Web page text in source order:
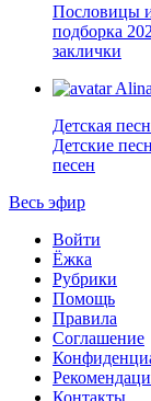
Пословицы
подборка
заклички
Alina
Детская
Детские
песен
Весь эфир
Войти
Ёжка
Рубрики
Помощь
Правила
Соглашение
Контакты